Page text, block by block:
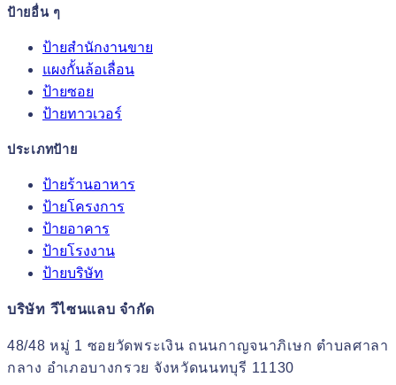
ป้ายอื่น ๆ
ป้ายสำนักงานขาย
แผงกั้นล้อเลื่อน
ป้ายซอย
ป้ายทาวเวอร์
ประเภทป้าย
ป้ายร้านอาหาร
ป้ายโครงการ
ป้ายอาคาร
ป้ายโรงงาน
ป้ายบริษัท
บริษัท วีไซนแลบ จำกัด
48/48 หมู่ 1 ซอยวัดพระเงิน ถนนกาญจนาภิเษก ตำบลศาลา
กลาง อำเภอบางกรวย จังหวัดนนทบุรี 11130